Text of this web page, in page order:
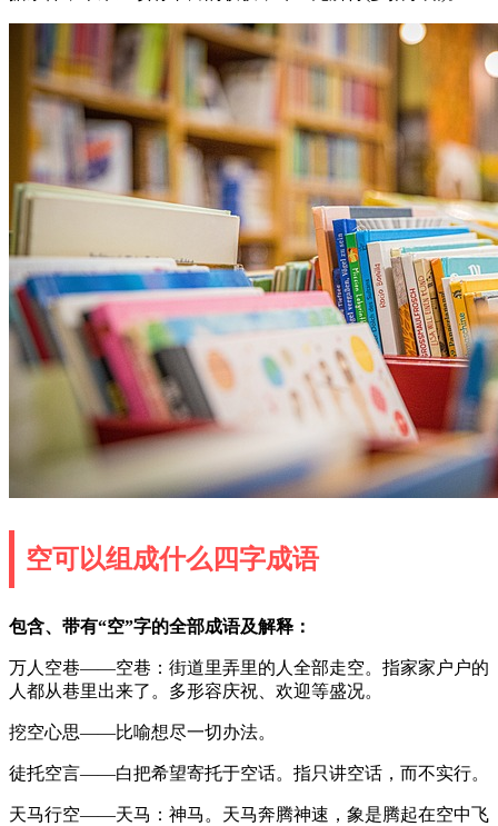
空可以组成什么四字成语
包含、带有“空”字的全部成语及解释：
万人空巷——空巷：街道里弄里的人全部走空。指家家户户的
人都从巷里出来了。多形容庆祝、欢迎等盛况。
挖空心思——比喻想尽一切办法。
徒托空言——白把希望寄托于空话。指只讲空话，而不实行。
天马行空——天马：神马。天马奔腾神速，象是腾起在空中飞